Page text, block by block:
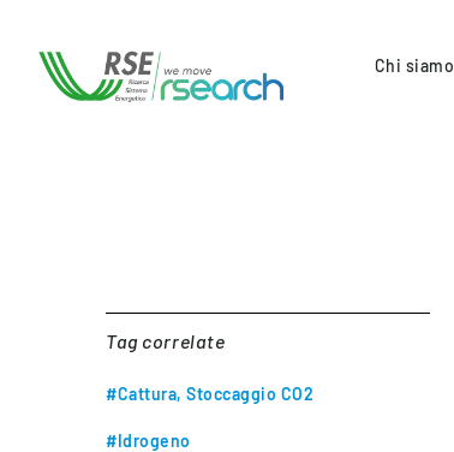
Chi siamo
Tag correlate
#Cattura, Stoccaggio CO2
#Idrogeno